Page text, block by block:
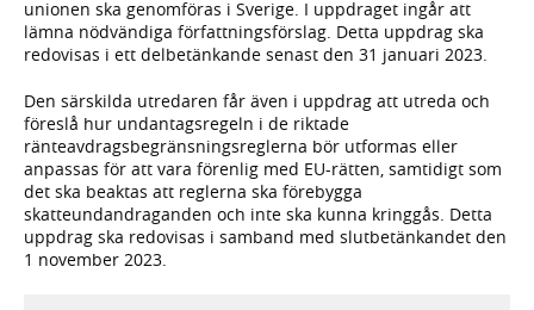
unionen ska genomföras i Sverige. I uppdraget ingår att
lämna nödvändiga författningsförslag. Detta uppdrag ska
redovisas i ett delbetänkande senast den 31 januari 2023.
Den särskilda utredaren får även i uppdrag att utreda och
föreslå hur undantagsregeln i de riktade
ränteavdragsbegränsningsreglerna bör utformas eller
anpassas för att vara förenlig med EU-rätten, samtidigt som
det ska beaktas att reglerna ska förebygga
skatteundandraganden och inte ska kunna kringgås. Detta
uppdrag ska redovisas i samband med slutbetänkandet den
1 november 2023.